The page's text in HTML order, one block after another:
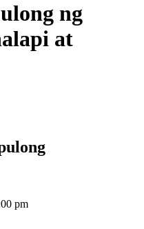
ng
at
pm